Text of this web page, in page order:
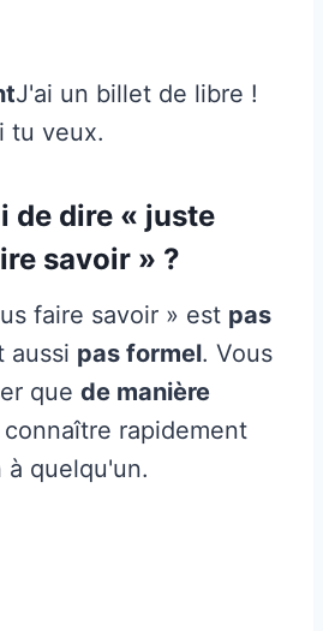
J'ai un billet de libre !
tu veux.
de dire « juste
savoir » ?
faire savoir » est pas
aussi pas formel. Vous
que de manière
rapidement
quelqu'un.